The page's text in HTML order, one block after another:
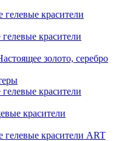
красители
красители
золото, серебро
красители
красители
красители ART